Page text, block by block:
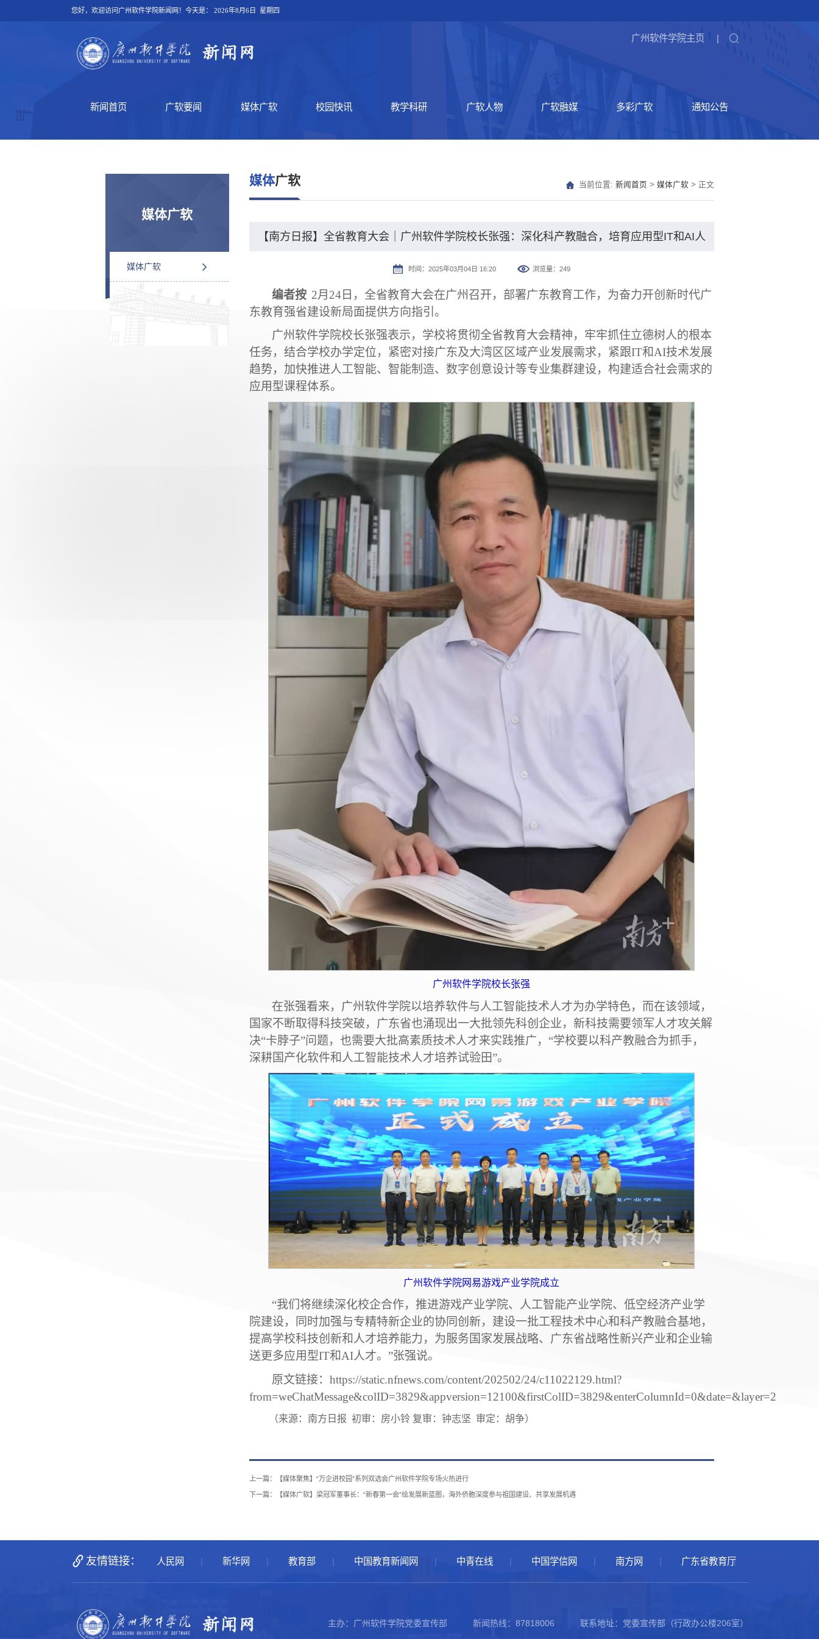
您好，欢迎访问广州软件学院新闻网！今天是： 2026年8月6日 星期四
广州软件学院主页 |
新闻首页 广软要闻 媒体广软 校园快讯 教学科研 广软人物 广软融媒 多彩广软 通知公告
媒体广软
媒体广软
媒体广软 当前位置: 新闻首页 > 媒体广软 > 正文
【南方日报】全省教育大会｜广州软件学院校长张强：深化科产教融合，培育应用型IT和AI人
时间：2025年03月04日 16:20 浏览量： 249
编者按 2月24日，全省教育大会在广州召开，部署广东教育工作，为奋力开创新时代广
东教育强省建设新局面提供方向指引。
广州软件学院校长张强表示，学校将贯彻全省教育大会精神，牢牢抓住立德树人的根本
任务，结合学校办学定位，紧密对接广东及大湾区区域产业发展需求，紧跟IT和AI技术发展
趋势，加快推进人工智能、智能制造、数字创意设计等专业集群建设，构建适合社会需求的
应用型课程体系。
广州软件学院校长张强
在张强看来，广州软件学院以培养软件与人工智能技术人才为办学特色，而在该领域，
国家不断取得科技突破，广东省也涌现出一大批领先科创企业，新科技需要领军人才攻关解
决“卡脖子”问题，也需要大批高素质技术人才来实践推广，“学校要以科产教融合为抓手，
深耕国产化软件和人工智能技术人才培养试验田”。
广州软件学院网易游戏产业学院成立
“我们将继续深化校企合作，推进游戏产业学院、人工智能产业学院、低空经济产业学
院建设，同时加强与专精特新企业的协同创新，建设一批工程技术中心和科产教融合基地，
提高学校科技创新和人才培养能力，为服务国家发展战略、广东省战略性新兴产业和企业输
送更多应用型IT和AI人才。”张强说。
原文链接：https://static.nfnews.com/content/202502/24/c11022129.html?
from=weChatMessage&colID=3829&appversion=12100&firstColID=3829&enterColumnId=0&date=&layer=2
（来源： 南方日报 初审：房小铃 复审：钟志坚 审定：胡争）
上一篇：【媒体聚焦】“万企进校园”系列双选会广州软件学院专场火热进行
下一篇：【媒体广软】梁冠军董事长：“新春第一会”绘发展新蓝图，海外侨胞深度参与祖国建设、共享发展机遇
友情链接： 人民网 新华网 教育部 中国教育新闻网 中青在线 中国学信网 南方网 广东省教育厅
主办：广州软件学院党委宣传部 新闻热线：87818006 联系地址：党委宣传部（行政办公楼206室）